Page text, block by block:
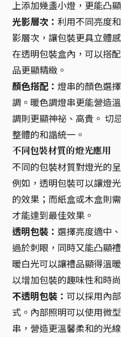
上添加幾盞小燈，更能凸
光影層次： 利用不同亮度
影層次，讓包裝更具立體
在透明包裝盒內，可以搭
品更顯精緻。
顏色搭配： 燈串的顏色選
調。暖色調燈串更能營造
調則更顯神祕、高貴。 切
整體的和諧統一。
不同包裝材質的燈光應用
不同的包裝材質對燈光的
例如，透明包裝可以讓燈
的效果；而紙盒或木盒則
才能達到最佳效果。
透明包裝： 選擇亮度適中
過於刺眼，同時又能凸顯
暖白光可以讓禮品顯得溫
以增加包裝的趣味性和時尚
不透明包裝： 可以採用內
式。內部照明可以使用微
串，營造更溫馨柔和的光